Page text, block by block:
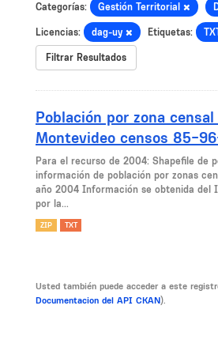
Categorías: Gestión Territorial
Licencias: dag-uy Etiquetas:
Filtrar Resultados
Población por zona censal
Montevideo censos 85-
Para el recurso de 2004: Shapefile de
información de población por zonas
año 2004 Información se obtenida del
por la...
ZIP TXT
Usted también puede acceder a este
Documentacion del API CKAN).